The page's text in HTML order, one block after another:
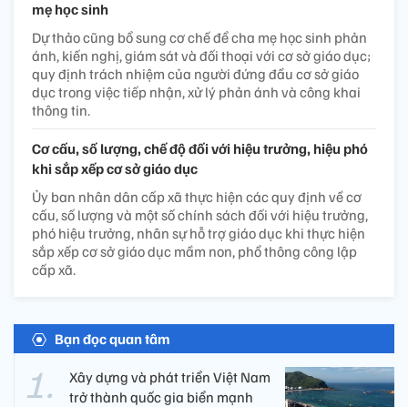
mẹ học sinh
Dự thảo cũng bổ sung cơ chế để cha mẹ học sinh phản
ánh, kiến nghị, giám sát và đối thoại với cơ sở giáo dục;
quy định trách nhiệm của người đứng đầu cơ sở giáo
dục trong việc tiếp nhận, xử lý phản ánh và công khai
thông tin.
Cơ cấu, số lượng, chế độ đối với hiệu trưởng, hiệu phó
khi sắp xếp cơ sở giáo dục
Ủy ban nhân dân cấp xã thực hiện các quy định về cơ
cấu, số lượng và một số chính sách đối với hiệu trưởng,
phó hiệu trưởng, nhân sự hỗ trợ giáo dục khi thực hiện
sắp xếp cơ sở giáo dục mầm non, phổ thông công lập
cấp xã.
Bạn đọc quan tâm
Xây dựng và phát triển Việt Nam
trở thành quốc gia biển mạnh